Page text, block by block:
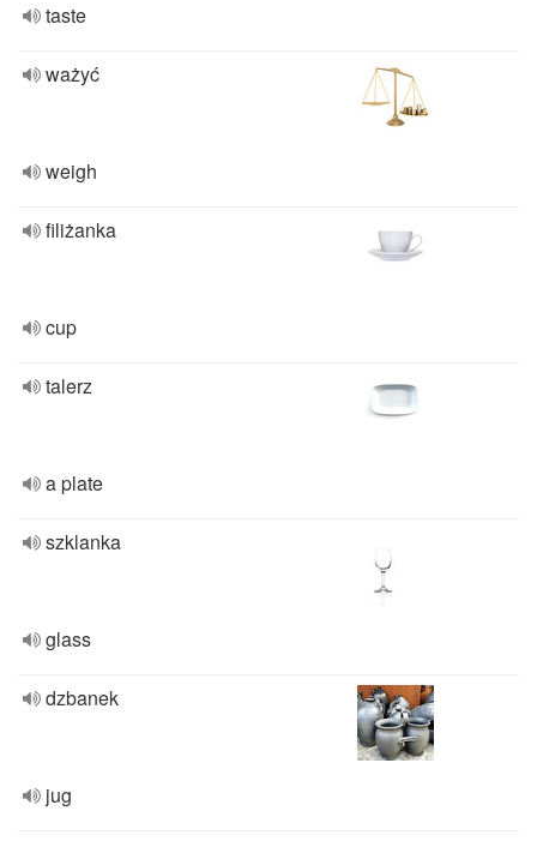
taste
ważyć
weigh
filiżanka
cup
talerz
a plate
szklanka
glass
dzbanek
jug